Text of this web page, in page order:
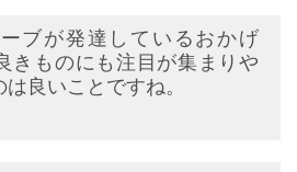
ブが発達しているおかげ
きものにも注目が集まりや
良いことですね。